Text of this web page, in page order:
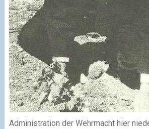
Administration der Wehrmacht hier